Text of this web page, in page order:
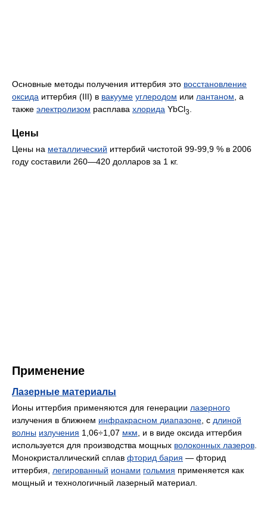
Основные методы получения иттербия это восстановление
оксида иттербия (III) в вакууме углеродом или лантаном, а
также электролизом расплава хлорида YbCl3.
Цены
Цены на металлический иттербий чистотой 99-99,9 % в 2006
году составили 260—420 долларов за 1 кг.
Применение
Лазерные материалы
Ионы иттербия применяются для генерации лазерного
излучения в ближнем инфракрасном диапазоне , с длиной
волны излучения 1,06÷1,07 мкм , и в виде оксида иттербия
используется для производства мощных волоконных лазеров
Монокристаллический сплав фторид бария — фторид
иттербия, легированный ионами гольмия применяется как
мощный и технологичный лазерный материал.